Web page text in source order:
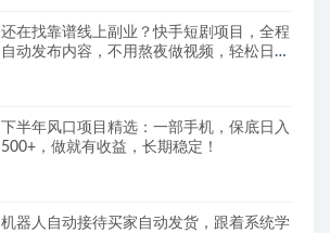
还在找靠谱线上副业？快手短剧项目，全程
自动发布内容，不用熬夜做视频，轻松日入
下半年风口项目精选：一部手机，保底日入
500+，做就有收益，长期稳定！
机器人自动接待买家自动发货，跟着系统学